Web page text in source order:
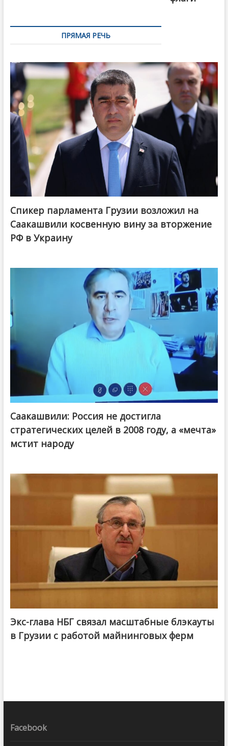
ПРЯМАЯ РЕЧЬ
Спикер парламента Грузии возложил на
Саакашвили косвенную вину за вторжение
РФ в Украину
Саакашвили: Россия не достигла
стратегических целей в 2008 году, а «мечта»
мстит народу
Экс-глава НБГ связал масштабные блэкауты
в Грузии с работой майнинговых ферм
Facebook